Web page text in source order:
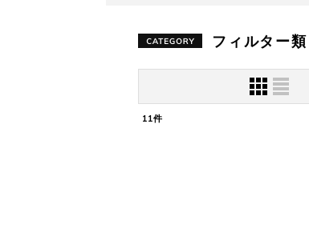
フィルター類
表示数
11件